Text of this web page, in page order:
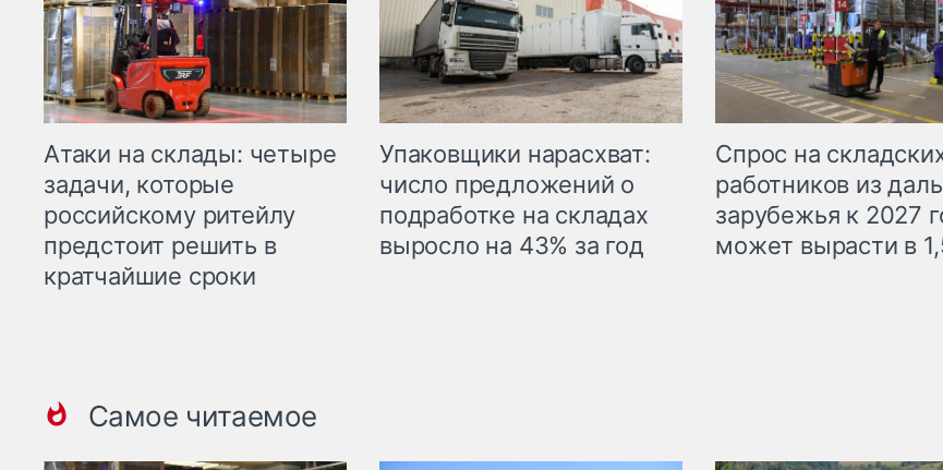
Атаки на склады: четыре
задачи, которые
российскому ритейлу
предстоит решить в
кратчайшие сроки
Упаковщики нарасхват:
число предложений о
подработке на складах
выросло на 43% за год
Спрос на
работников из
зарубежья к 2027
может вырасти в
Самое читаемое